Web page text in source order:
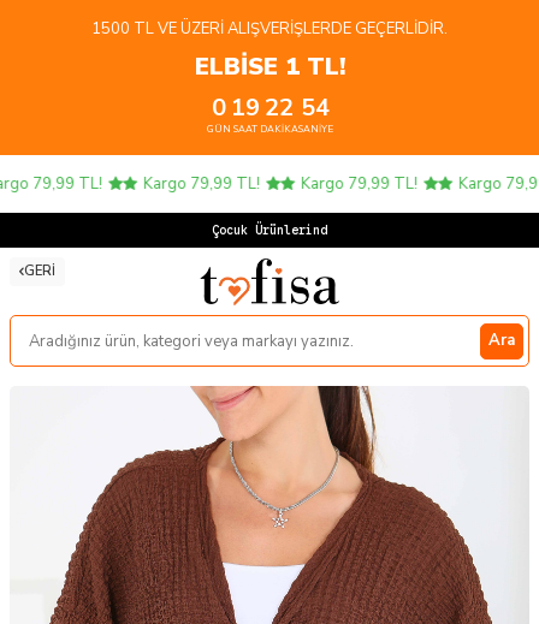
1500 TL VE ÜZERI ALIŞVERIŞLERDE GEÇERLIDIR.
ELBİSE 1 TL!
0
GÜN
19
SAAT
22
DAKIKA
53
SANIYE
79,99 TL! Kargo 79,99 TL! Kargo 79,99 TL! Kargo
Çocuk Ürünlerinde
GERI
Ara